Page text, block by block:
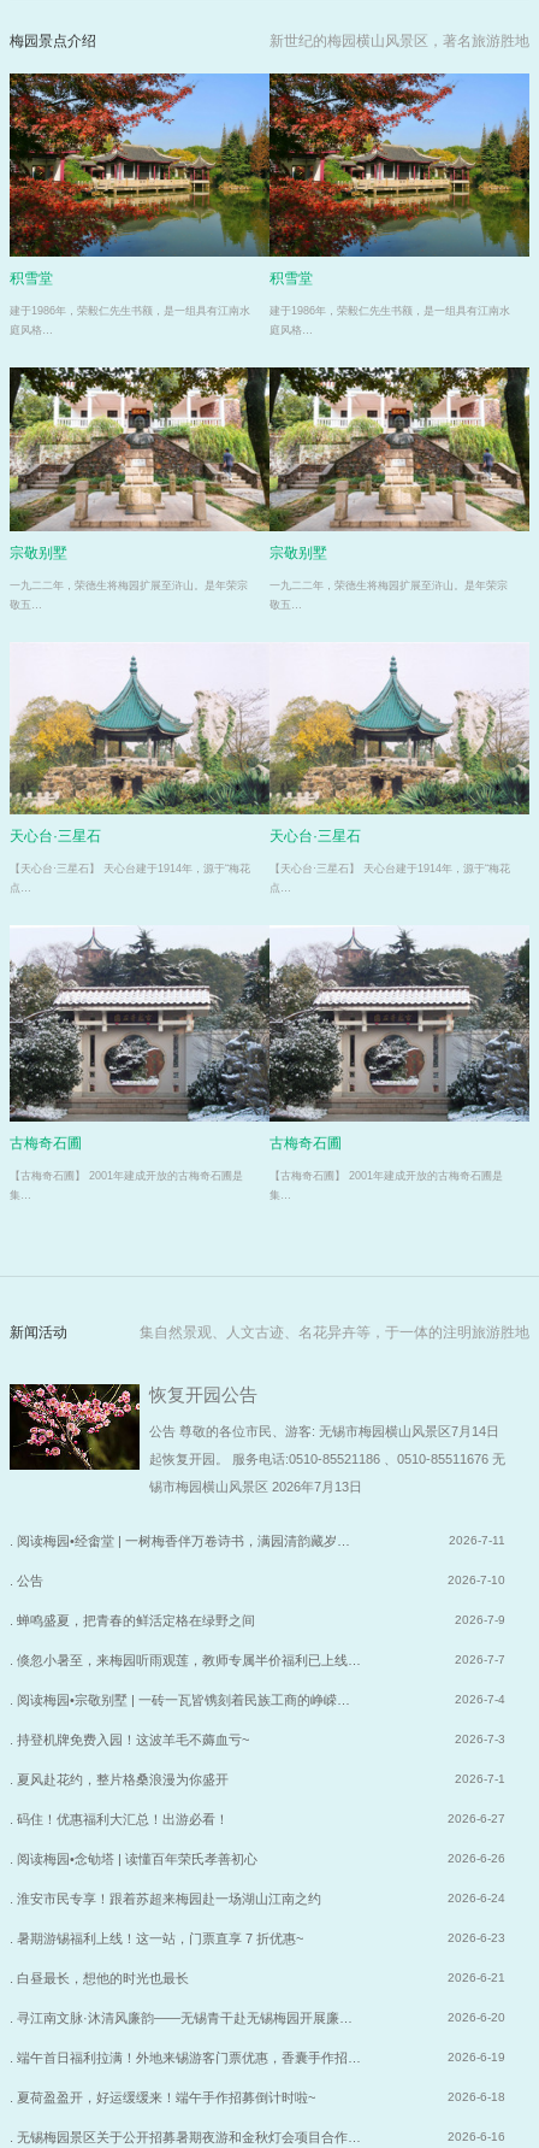
梅园景点介绍 新世纪的梅园横山风景区，著名旅游胜地
积雪堂
建于1986年，荣毅仁先生书额，是一组具有江南水
庭风格…
积雪堂
建于1986年，荣毅仁先生书额，是一组具有江南水
庭风格…
宗敬别墅
一九二二年，荣德生将梅园扩展至浒山。是年荣宗
敬五…
宗敬别墅
一九二二年，荣德生将梅园扩展至浒山。是年荣宗
敬五…
天心台·三星石
【天心台·三星石】 天心台建于1914年，源于“梅花
点…
天心台·三星石
【天心台·三星石】 天心台建于1914年，源于“梅花
点…
古梅奇石圃
【古梅奇石圃】 2001年建成开放的古梅奇石圃是
集…
古梅奇石圃
【古梅奇石圃】 2001年建成开放的古梅奇石圃是
集…
新闻活动 集自然景观、人文古迹、名花异卉等，于一体的注明旅游胜地
恢复开园公告
公告 尊敬的各位市民、游客: 无锡市梅园横山风景区7月14日
起恢复开园。 服务电话:0510-85521186 、0510-85511676 无
锡市梅园横山风景区 2026年7月13日
. 阅读梅园•经畬堂 | 一树梅香伴万卷诗书，满园清韵藏岁… 2026-7-11
. 公告 2026-7-10
. 蝉鸣盛夏，把青春的鲜活定格在绿野之间 2026-7-9
. 倏忽小暑至，来梅园听雨观莲，教师专属半价福利已上线… 2026-7-7
. 阅读梅园•宗敬别墅 | 一砖一瓦皆镌刻着民族工商的峥嵘… 2026-7-4
. 持登机牌免费入园！这波羊毛不薅血亏~ 2026-7-3
. 夏风赴花约，整片格桑浪漫为你盛开 2026-7-1
. 码住！优惠福利大汇总！出游必看！ 2026-6-27
. 阅读梅园•念劬塔 | 读懂百年荣氏孝善初心 2026-6-26
. 淮安市民专享！跟着苏超来梅园赴一场湖山江南之约 2026-6-24
. 暑期游锡福利上线！这一站，门票直享 7 折优惠~ 2026-6-23
. 白昼最长，想他的时光也最长 2026-6-21
. 寻江南文脉·沐清风廉韵——无锡青干赴无锡梅园开展廉… 2026-6-20
. 端午首日福利拉满！外地来锡游客门票优惠，香囊手作招… 2026-6-19
. 夏荷盈盈开，好运缓缓来！端午手作招募倒计时啦~ 2026-6-18
. 无锡梅园景区关于公开招募暑期夜游和金秋灯会项目合作… 2026-6-16